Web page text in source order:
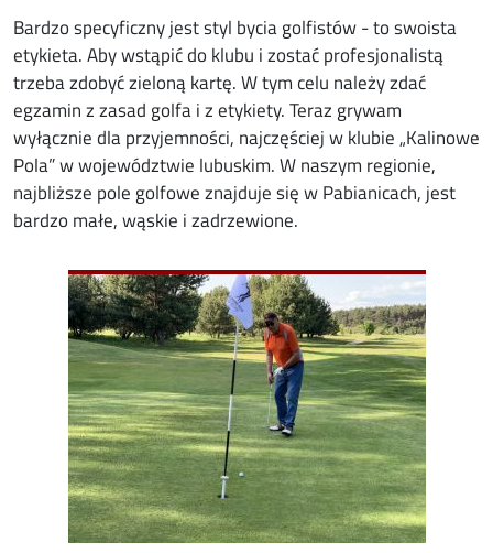
Bardzo specyficzny jest styl bycia golfistów - to swoista
etykieta. Aby wstąpić do klubu i zostać profesjonalistą
trzeba zdobyć zieloną kartę. W tym celu należy zdać
egzamin z zasad golfa i z etykiety. Teraz grywam
wyłącznie dla przyjemności, najczęściej w klubie „Kalinowe
Pola” w województwie lubuskim. W naszym regionie,
najbliższe pole golfowe znajduje się w Pabianicach, jest
bardzo małe, wąskie i zadrzewione.